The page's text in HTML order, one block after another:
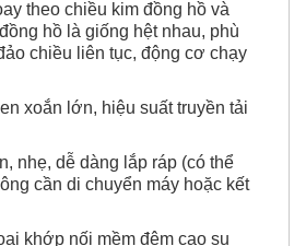
nối trục DGL này nhé
theo chiều kim đồng hồ và
hồ là giống hệt nhau, phù
chiều liên tục, động cơ chạy
xoắn lớn, hiệu suất truyền tải
nhẹ, dễ dàng lắp ráp (có thể
cần di chuyển máy hoặc kết